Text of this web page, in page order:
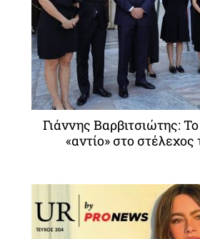
Γιάννης Βαρβιτσιώτης:
«αντίο» στο